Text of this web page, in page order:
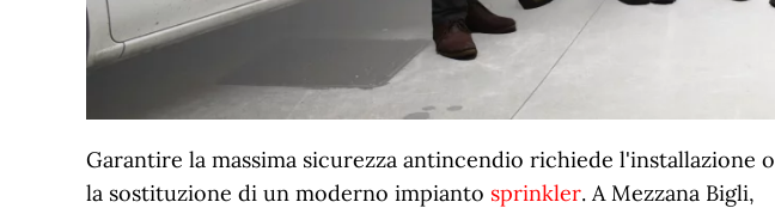
Garantire la massima sicurezza antincendio richiede l'installazione o
la sostituzione di un moderno impianto sprinkler. A Mezzana Bigli,